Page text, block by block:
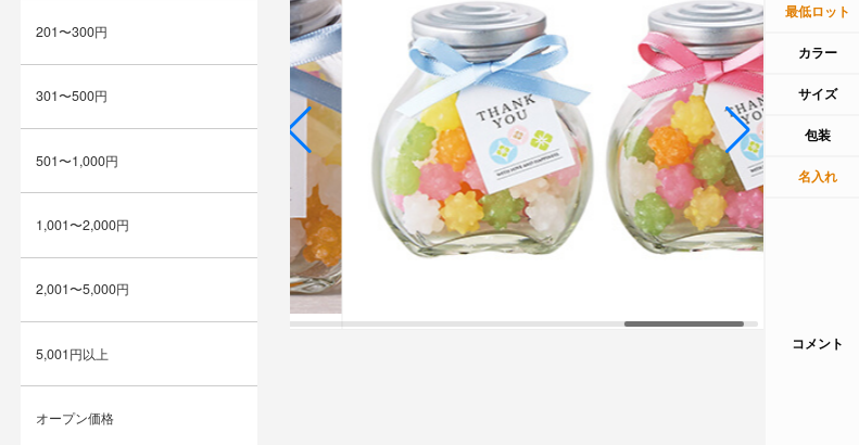
最低ロット
カラー
サイズ
包装
名入れ
コメント
201〜300円
301〜500円
501〜1,000円
1,001〜2,000円
2,001〜5,000円
5,001円以上
オープン価格